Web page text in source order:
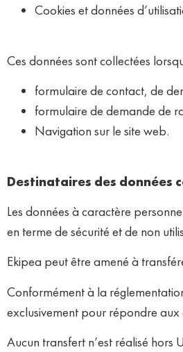
Cookies et données
Ces données sont collectées
formulaire de contact, de
formulaire de demande de
Navigation sur le site web.
Destinataires des données
Les données à caractère
en terme de sécurité et de non
Ekipea peut être amené à
Conformément à la
exclusivement pour répondre
Aucun transfert n’est réalisé hors